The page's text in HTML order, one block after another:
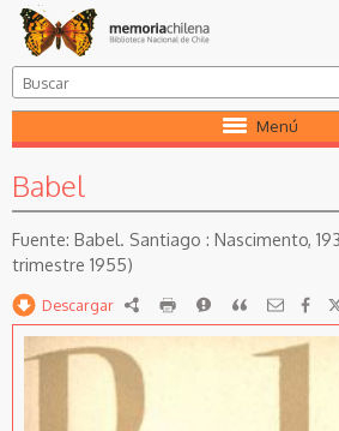
Menú
Babel
Babel. Santiago : Nascimento,
trimestre 1955)
Descargar RDF imprimirReportarCitar